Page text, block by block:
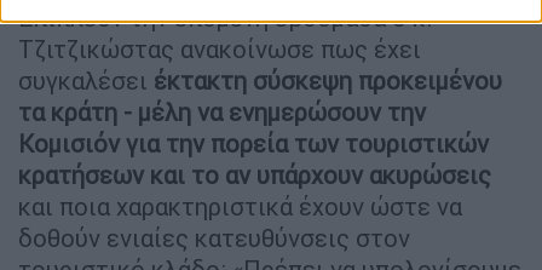
Επιπλέον την επόμενη εβδομάδα ο κ.
Τζιτζικώστας ανακοίνωσε πως έχει
συγκαλέσει έκτακτη σύσκεψη προκειμένου
τα κράτη - μέλη να ενημερώσουν την
Κομισιόν για την πορεία των τουριστικών
κρατήσεων και το αν υπάρχουν ακυρώσεις
και ποια χαρακτηριστικά έχουν ώστε να
δοθούν ενιαίες κατευθύνσεις στον